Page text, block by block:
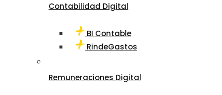
Contabilidad Digital
BI Contable
RindeGastos
Remuneraciones Digital